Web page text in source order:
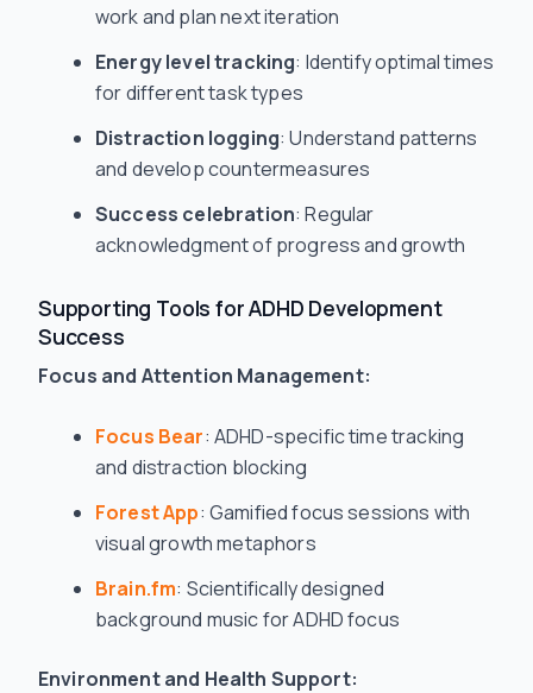
work and plan next iteration
Energy level tracking: Identify optimal times
for different task types
Distraction logging: Understand patterns
and develop countermeasures
Success celebration: Regular
acknowledgment of progress and growth
Supporting Tools for ADHD Development
Success
Focus and Attention Management:
Focus Bear: ADHD-specific time tracking
and distraction blocking
Forest App: Gamified focus sessions with
visual growth metaphors
Brain.fm: Scientifically designed
background music for ADHD focus
Environment and Health Support: